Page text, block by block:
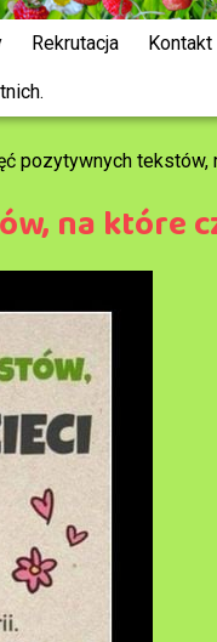
Rekrutacja Kontakt
pozytywnych tekstów,
na które